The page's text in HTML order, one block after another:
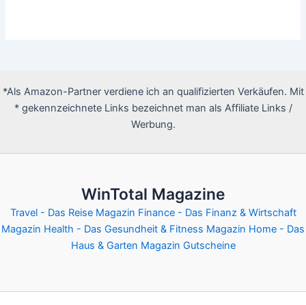
*Als Amazon-Partner verdiene ich an qualifizierten Verkäufen. Mit
* gekennzeichnete Links bezeichnet man als Affiliate Links /
Werbung.
WinTotal Magazine
Travel - Das Reise Magazin Finance - Das Finanz & Wirtschaft
Magazin Health - Das Gesundheit & Fitness Magazin Home - Das
Haus & Garten Magazin Gutscheine